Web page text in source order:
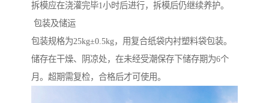
拆模应在浇灌完毕1小时后进行，拆模后仍继续养护。
包装及储运
包装规格为25kg±0.5kg，用复合纸袋内衬塑料袋包装。
储存在干燥、阴凉处，在未经受潮保存下储存期为6个
月。超期需复检，合格后才可使用。